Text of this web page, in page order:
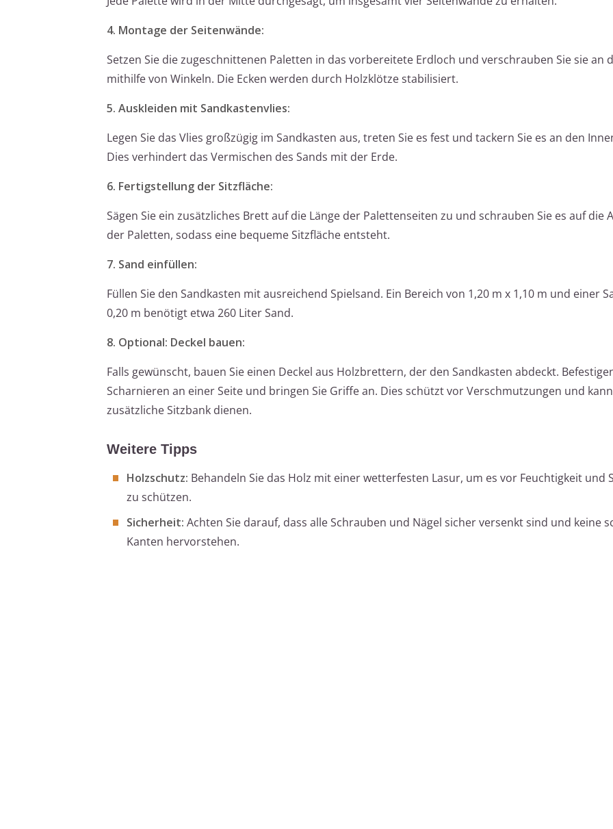
4. Montage der Seitenwände:
Setzen Sie die zugeschnittenen Paletten in das vorbereitete Erdloch und verschrauben Sie sie an
mithilfe von Winkeln. Die Ecken werden durch Holzklötze stabilisiert.
5. Auskleiden mit Sandkastenvlies:
Legen Sie das Vlies großzügig im Sandkasten aus, treten Sie es fest und tackern Sie es an den
Dies verhindert das Vermischen des Sands mit der Erde.
6. Fertigstellung der Sitzfläche:
Sägen Sie ein zusätzliches Brett auf die Länge der Palettenseiten zu und schrauben Sie es auf die
der Paletten, sodass eine bequeme Sitzfläche entsteht.
7. Sand einfüllen:
Füllen Sie den Sandkasten mit ausreichend Spielsand. Ein Bereich von 1,20 m x 1,10 m und einer
0,20 m benötigt etwa 260 Liter Sand.
8. Optional: Deckel bauen:
Falls gewünscht, bauen Sie einen Deckel aus Holzbrettern, der den Sandkasten abdeckt.
Scharnieren an einer Seite und bringen Sie Griffe an. Dies schützt vor Verschmutzungen und
zusätzliche Sitzbank dienen.
Weitere Tipps
Holzschutz: Behandeln Sie das Holz mit einer wetterfesten Lasur, um es vor Feuchtigkeit und
zu schützen.
Sicherheit: Achten Sie darauf, dass alle Schrauben und Nägel sicher versenkt sind und keine
Kanten hervorstehen.